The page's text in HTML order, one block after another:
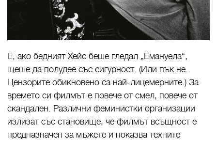
Е, ако бедният Хейс беше гледал „Емануела“,
щеше да полудее със сигурност. (Или пък не.
Цензорите обикновено са най-лицемерните.) За
времето си филмът е повече от смел, повече от
скандален. Различни феминистки организации
излизат със становище, че филмът всъщност е
предназначен за мъжете и показва техните